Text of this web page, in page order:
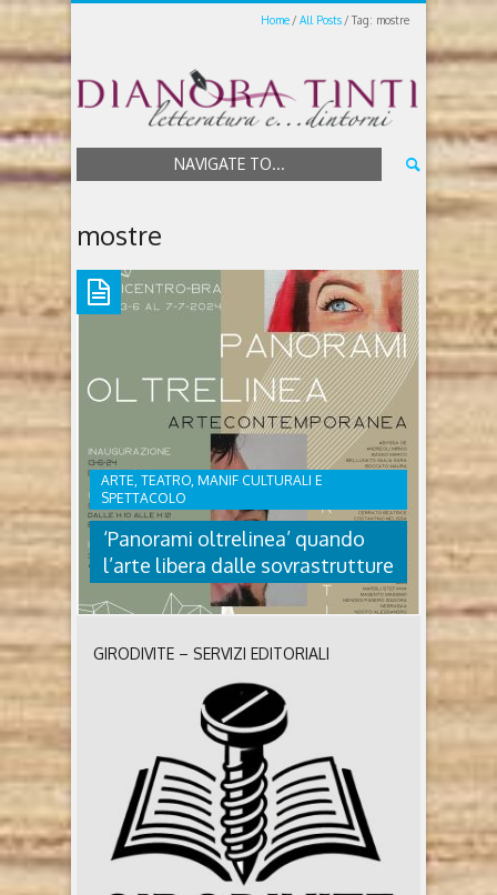
Home All Posts Tag: mostre
NAVIGATE TO...
mostre
ARTE, TEATRO, MANIF CULTURALI E
SPETTACOLO
‘Panorami oltrelinea’ quando
l’arte libera dalle sovrastrutture
‘PANORAMI OLTRELINEA’
QUANDO L’ARTE LIBERA DALLE
SOVRASTRUTTURE
A Bra, in provincia di Cuneo, dal 13 giugno al 7
luglio 2024 presso il Movicentro si terra una
interessante mostra dal titolo: Panorami Oltrelinea
alla quale hanno aderito oltre 40 artisti. Il nostro
Blog, sempre sensibile a tutto ciò che fa cultura, ha
deciso di seguire l’evento e di pubblicare interviste
GIRODIVITE – SERVIZI EDITORIALI